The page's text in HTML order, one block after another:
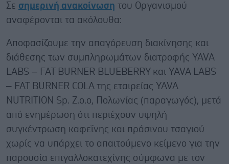
Σε σημερινή ανακοίνωση του Οργανισμού
αναφέρονται τα ακόλουθα:
Αποφασίζουμε την απαγόρευση διακίνησης και
διάθεσης των συμπληρωμάτων διατροφής YAVA
LABS – FAT BURNER BLUEBERRY και YAVA LABS
– FAT BURNER COLA της εταιρείας YAVA
NUTRITION Sp. Z.o.o, Πολωνίας (παραγωγός), μετά
από ενημέρωση ότι περιέχουν υψηλή
συγκέντρωση καφεΐνης και πράσινου τσαγιού
χωρίς να υπάρχει το απαιτούμενο κείμενο για την
παρουσία επιγαλλοκατεχίνης σύμφωνα με τον